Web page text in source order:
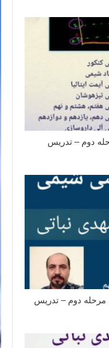
۹۶ کنکور تجربی ۱۴۰۳ مرحله دوم – تدریس
تحلیل سوال ۱۱۰ کنکور تجربی ۱۴۰۳ مرحله دوم – تدریس